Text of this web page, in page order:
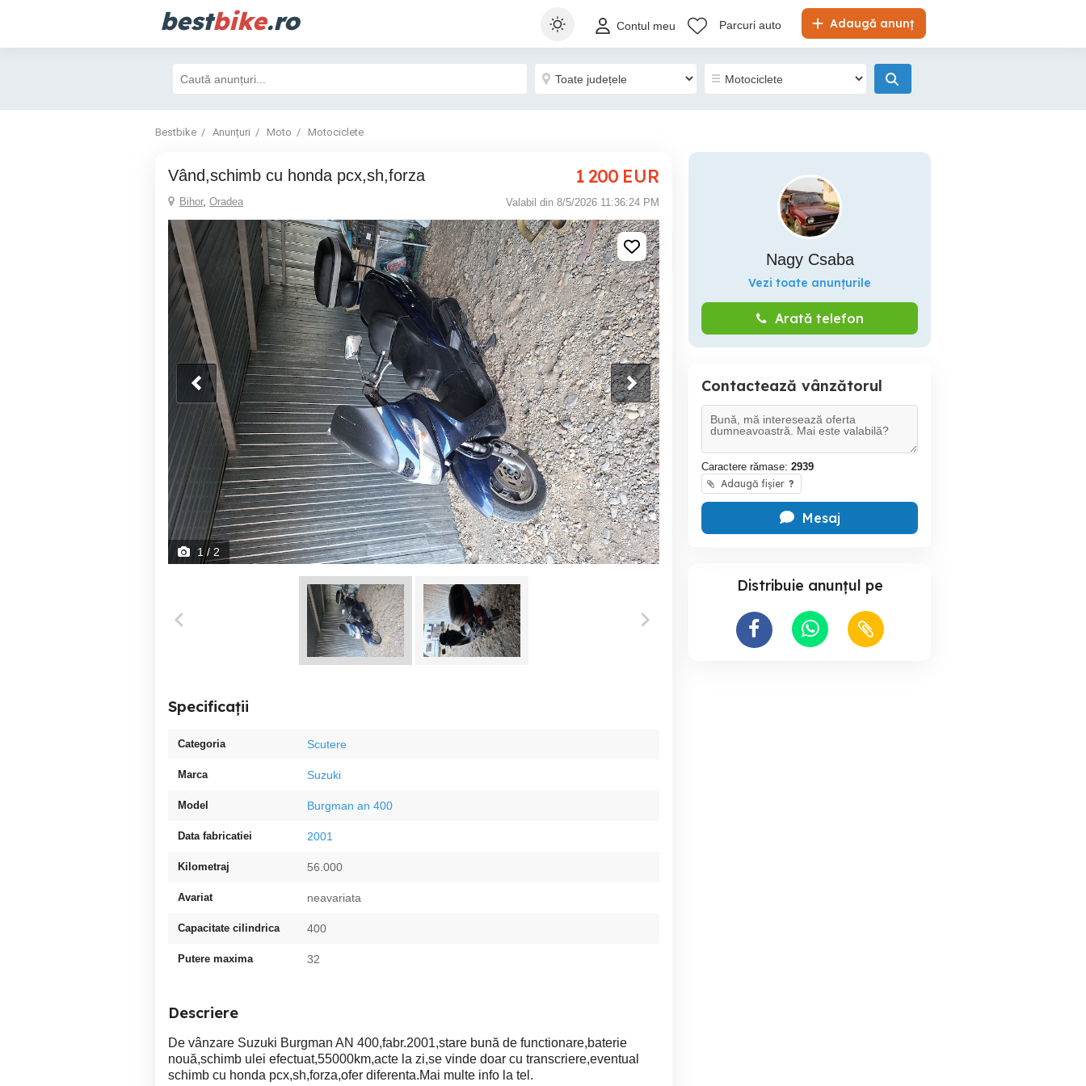
bestbike.ro Adaugă anunț
Contul meu Parcuri auto
Bestbike Anunțuri Moto Motociclete
Vând,schimb cu honda pcx,sh,forza 1 200 EUR
Bihor, Oradea Valabil din 8/5/2026 11:36:24 PM
1/ 2
Specificații
Categoria Scutere
Marca Suzuki
Model Burgman an 400
Data fabricatiei 2001
Kilometraj 56.000
Avariat neavariata
Capacitate cilindrica 400
Putere maxima 32
Descriere
De vânzare Suzuki Burgman AN 400,fabr.2001,stare bună de functionare,baterie
nouă,schimb ulei efectuat,55000km,acte la zi,se vinde doar cu transcriere,eventual
schimb cu honda pcx,sh,forza,ofer diferenta.Mai multe info la tel.
Nagy Csaba
Vezi toate anunțurile
Arată telefon
Contactează vânzătorul
Caractere rămase: 2939
Adaugă fișier ?
Mesaj
Distribuie anunțul pe